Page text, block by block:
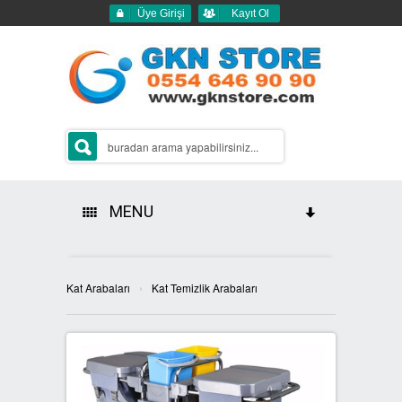
Üye Girişi Kayıt Ol
MENU
GERİ DÖNÜŞÜM ÇÖP KUTULARI
2Lİ GERİ DÖNÜŞÜM KUTULARI
SIFIR ATIK KUTULARI
Kat Arabaları › Kat Temizlik Arabaları